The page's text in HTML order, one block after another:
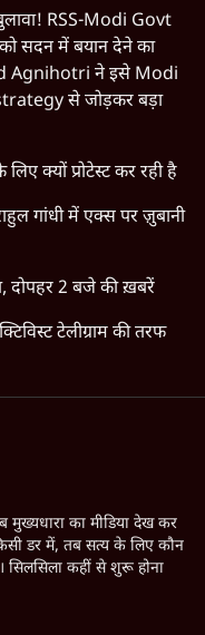
RSS-Modi Govt
सदन में बयान देने का
Agnihotri ने इसे Modi
से जोड़कर बड़ा
क्यों प्रोटेस्ट कर रही है
गांधी में एक्स पर ज़ुबानी
दोपहर 2 बजे की ख़बरें
टेलीग्राम की तरफ
मुख्यधारा का मीडिया देख कर
डर में, तब सत्य के लिए कौन
सिलसिला कहीं से शुरू होना